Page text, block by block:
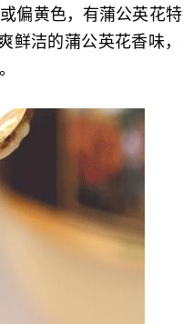
偏黄色，有蒲公英花
鲜洁的蒲公英花香味